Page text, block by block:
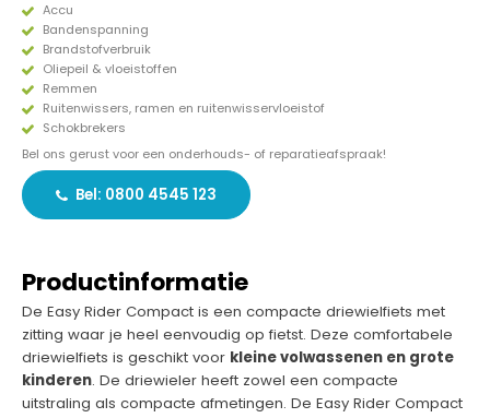
Accu
Bandenspanning
Brandstofverbruik
Oliepeil & vloeistoffen
Remmen
Ruitenwissers, ramen en ruitenwisservloeistof
Schokbrekers
Bel ons gerust voor een onderhouds- of reparatieafspraak!
Bel: 0800 4545 123
Productinformatie
De Easy Rider Compact is een compacte driewielfiets met
zitting waar je heel eenvoudig op fietst. Deze comfortabele
driewielfiets is geschikt voor kleine volwassenen en grote
kinderen. De driewieler heeft zowel een compacte
uitstraling als compacte afmetingen. De Easy Rider Compact